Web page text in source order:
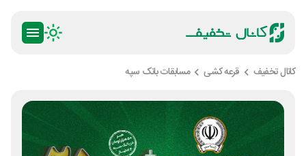
کانال تخفیف قرعه کشی مسابقات بانک سپه